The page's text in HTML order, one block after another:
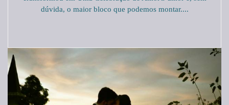
dúvida, o maior bloco que podemos montar....